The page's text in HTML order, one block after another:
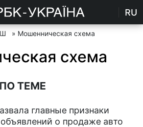
RU
Ш » Мошенническая схема
схема
ТЕМЕ
главные признаки
о продаже авто